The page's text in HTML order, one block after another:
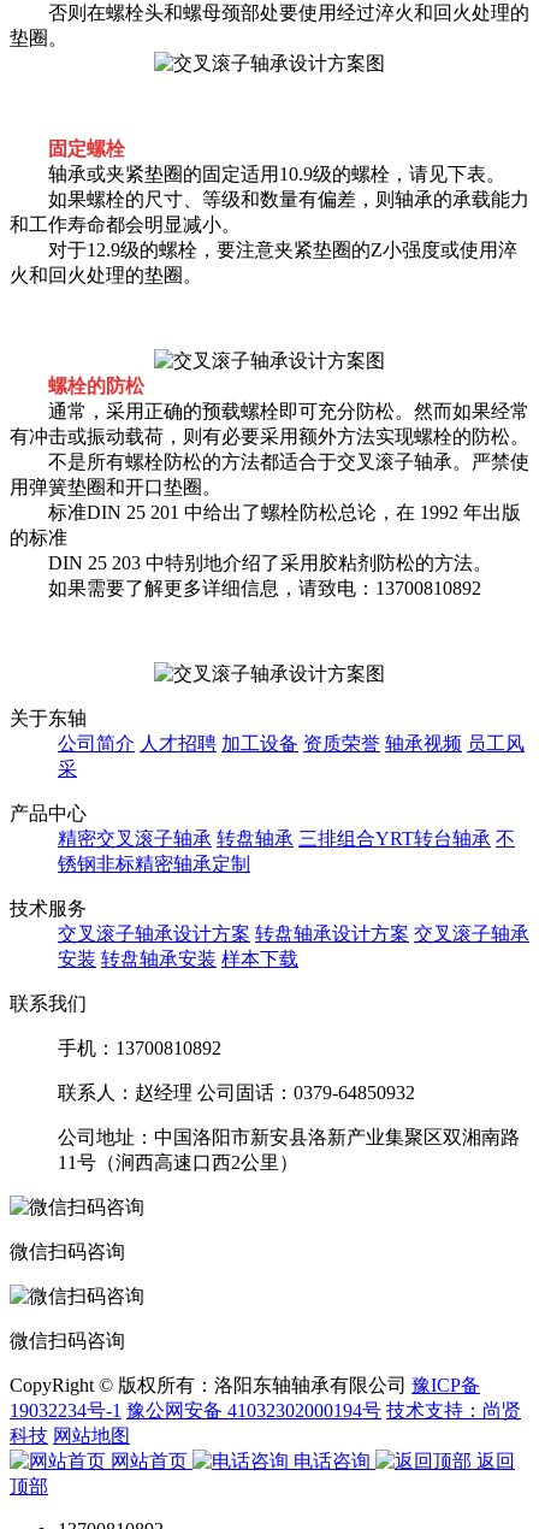
否则在螺栓头和螺母颈部处要使用经过淬火和回火处理的
垫圈。
固定螺栓
轴承或夹紧垫圈的固定适用10.9级的螺栓，请见下表。
如果螺栓的尺寸、等级和数量有偏差，则轴承的承载能力
和工作寿命都会明显减小。
对于12.9级的螺栓，要注意夹紧垫圈的Z小强度或使用淬
火和回火处理的垫圈。
螺栓的防松
通常，采用正确的预载螺栓即可充分防松。然而如果经常
有冲击或振动载荷，则有必要采用额外方法实现螺栓的防松。
不是所有螺栓防松的方法都适合于交叉滚子轴承。严禁使
用弹簧垫圈和开口垫圈。
标准DIN 25 201 中给出了螺栓防松总论，在 1992 年出版
的标准
DIN 25 203 中特别地介绍了采用胶粘剂防松的方法。
如果需要了解更多详细信息，请致电：13700810892
关于东轴
公司简介 人才招聘 加工设备 资质荣誉 轴承视频 员工风
采
产品中心
精密交叉滚子轴承 转盘轴承 三排组合YRT转台轴承 不
锈钢非标精密轴承定制
技术服务
交叉滚子轴承设计方案 转盘轴承设计方案 交叉滚子轴承
安装 转盘轴承安装 样本下载
联系我们
手机： 13700810892
联系人：赵经理 公司固话：0379-64850932
公司地址：中国洛阳市新安县洛新产业集聚区双湘南路
11号（涧西高速口西2公里）
微信扫码咨询
微信扫码咨询
CopyRight © 版权所有：洛阳东轴轴承有限公司 豫ICP备
19032234号-1 豫公网安备 41032302000194号 技术支持：尚贤
科技 网站地图
网站首页
电话咨询
返回
顶部